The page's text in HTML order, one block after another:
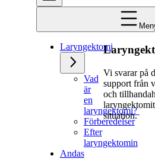
Laryngektomi
Vad
är
en
laryngektomi?
Förberedelser
Efter
laryngektomin
Andas
Vi svarar på
support från
och
situation.